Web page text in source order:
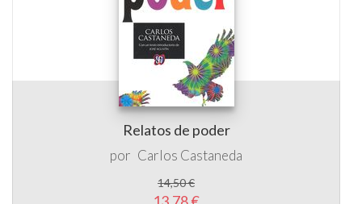
Relatos de poder
por Carlos Castaneda
14,50 €